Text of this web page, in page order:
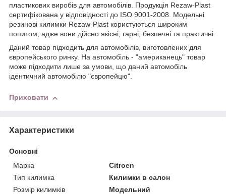
пластикових виробів для автомобілів. Продукція Rezaw-Plast
сертифікована у відповідності до ISO 9001-2008. Модельні
резинові килимки Rezaw-Plast користуються широким
попитом, адже вони дійсно якісні, гарні, безпечні та практичні.
Даний товар підходить для автомобілів, виготовлених для
європейського ринку. На автомобіль - "американець" товар
може підходити лише за умови, що даний автомобіль
ідентичний автомобілю "європейцю".
Приховати
Характеристики
Основні
Марка
Citroen
Тип килимка
Килимки в салон
Розмір килимків
Модельний